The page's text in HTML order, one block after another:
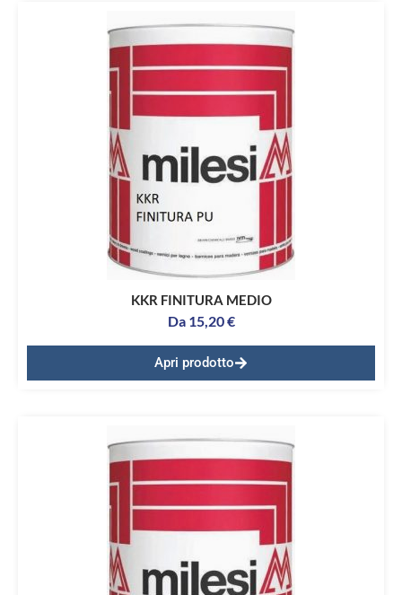
KKR FINITURA MEDIO
Da 15,20€
Apri prodotto